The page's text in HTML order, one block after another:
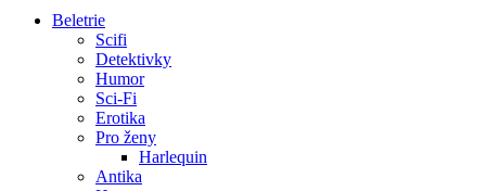
Beletrie
Scifi
Detektivky
Humor
Sci-Fi
Erotika
Pro ženy
Harlequin
Antika